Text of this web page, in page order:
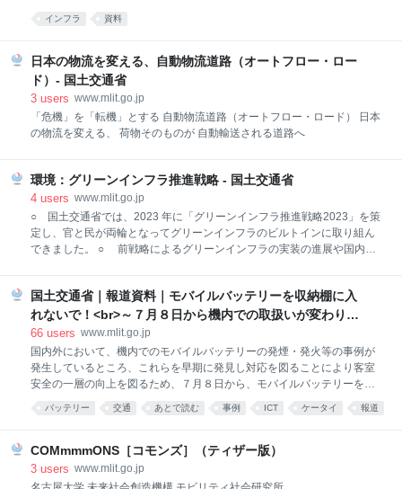
急度１と判定 された要対策延長は約72km※１でした。また、空洞調査
施した結果、空洞は６箇所※２で確認されました（
インフラ 資料
日本の物流を変える、自動物流道路（オートフロー・ロー
ド）- 国土交通省
3 users www.mlit.go.jp
「危機」を「転機」とする 自動物流道路（オートフロー・ロード） 日本
の物流を変える、 荷物そのものが 自動輸送される道路へ
環境：グリーンインフラ推進戦略 - 国土交通省
4 users www.mlit.go.jp
○ 国土交通省では、2023 年に「グリーンインフラ推進戦略2023」を策
定し、官と民が両輪となってグリーンインフラのビルトインに取り組ん
できました。 ○ 前戦略によるグリーンインフラの実装の進展や国内外
策定しました。 ○ 本戦略の計画期間は2030 年度までとし、「グリー
ンインフラの活用が当たり前の社会」の実現を図り、2050 年に向けて
「自然共生社会」の実現を目指します。 ○ 本戦略のポイントは以下の
３点です。 [1] グリーンインフラの普及に資するよう、定義や効果を整
理等した上で更に分かりやすく説明。 [2] 「グリーンインフラの活用が
当たり前の社会」の実現に向けた分野横断的な環境整備策をまとめ、初
国土交通省｜報道資料｜モバイルバッテリーを収納棚に入
れないで！<br>～７月８日から機内での取扱いが変わりま
す～
66 users www.mlit.go.jp
国内外において、機内でのモバイルバッテリーの発煙・発火等の事例が
発生しているところ、これらを早期に発見し対応を図ることにより客室
安全の一層の向上を図るため、７月８日から、モバイルバッテリーを機
内に持ち込む際は収納棚に入れずに、常に状態が確認できる場所に置い
ていただく取扱いに変更いたしますので、ご理解ご協力をお願いいたし
器の普及拡大により、モバイルバッテリーを持ち運ぶ方が増えています
が、モバイルバッテリーに使用されているリチウムイオン電池は、外部
からの衝撃等による内部短絡や過充電等により発熱、発火等のおそれが
バッテリー 交通 あとで読む 事例 ICT ケータイ 報道
COMmmmONS［コモンズ］（ティザー版）
3 users www.mlit.go.jp